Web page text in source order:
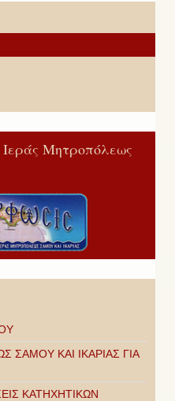
Μητροπόλεως
ΣΑΜΟΥ ΚΑΙ ΙΚΑΡΙΑΣ ΓΙΑ
ΚΑΤΗΧΗΤΙΚΩΝ